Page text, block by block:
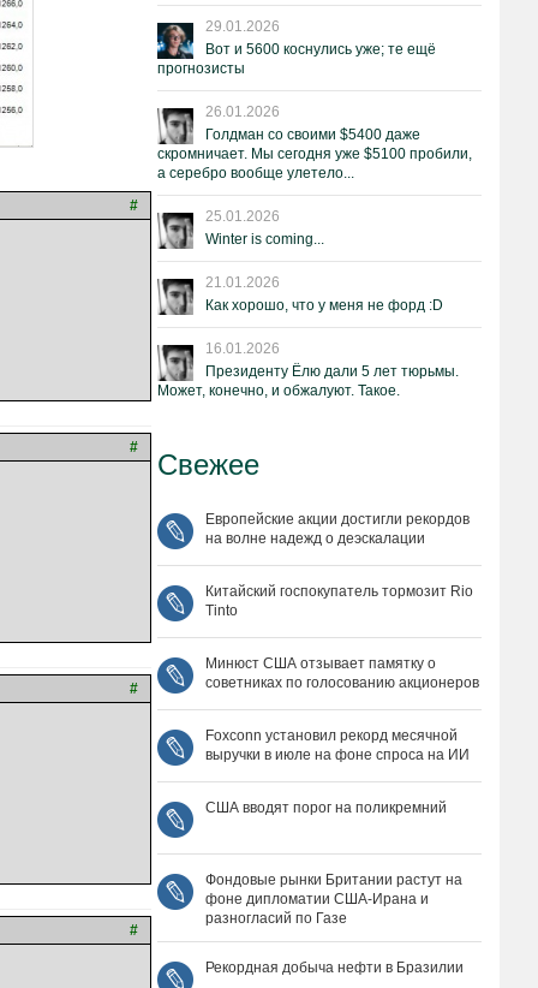
#
#
#
#
29.01.2026
Вот и 5600 коснулись уже; те ещё
прогнозисты
26.01.2026
Голдман со своими $5400 даже
скромничает. Мы сегодня уже $5100 пробили,
а серебро вообще улетело...
25.01.2026
Winter is coming...
21.01.2026
Как хорошо, что у меня не форд :D
16.01.2026
Президенту Ёлю дали 5 лет тюрьмы.
Может, конечно, и обжалуют. Такое.
Свежее
Европейские акции достигли рекордов
на волне надежд о деэскалации
Китайский госпокупатель тормозит Rio
Tinto
Минюст США отзывает памятку о
советниках по голосованию акционеров
Foxconn установил рекорд месячной
выручки в июле на фоне спроса на ИИ
США вводят порог на поликремний
Фондовые рынки Британии растут на
фоне дипломатии США‑Ирана и
разногласий по Газе
Рекордная добыча нефти в Бразилии